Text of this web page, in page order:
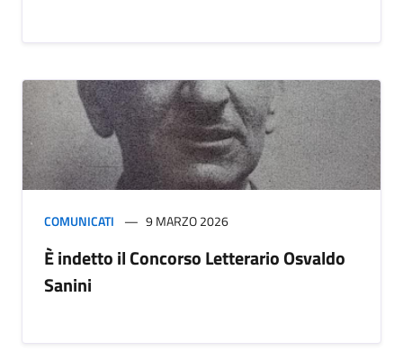
COMUNICATI 9 MARZO 2026
È indetto il Concorso Letterario Osvaldo
Sanini